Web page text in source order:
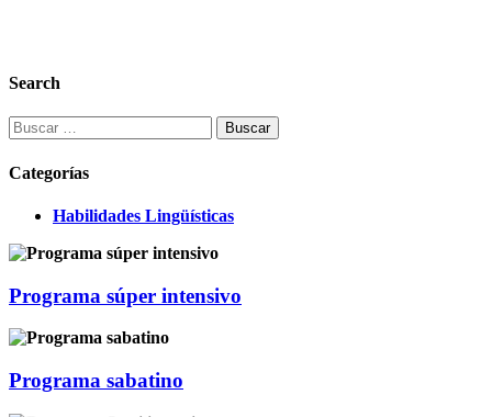
Search
Buscar:
Categorías
Habilidades Lingüísticas
Programa súper intensivo
Programa sabatino